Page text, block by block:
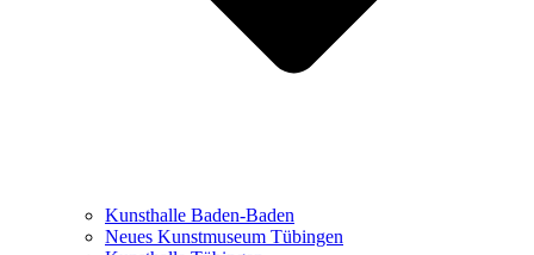
Was seither geschah
Kunstwettbewerbe, Ausschreibungen für Künstler
Kunsthalle Baden-Baden
Neues Kunstmuseum Tübingen